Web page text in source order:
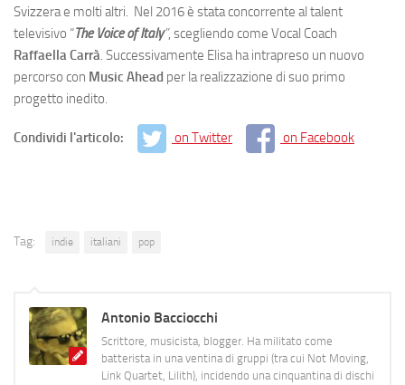
Svizzera e molti altri. Nel 2016 è stata concorrente al talent
televisivo “The Voice of Italy”, scegliendo come Vocal Coach
Raffaella Carrà. Successivamente Elisa ha intrapreso un nuovo
percorso con Music Ahead per la realizzazione di suo primo
progetto inedito.
Condividi l'articolo: on Twitter on Facebook
Tag: indie italiani pop
Antonio Bacciocchi
Scrittore, musicista, blogger. Ha militato come
batterista in una ventina di gruppi (tra cui Not Moving,
Link Quartet, Lilith), incidendo una cinquantina di dischi